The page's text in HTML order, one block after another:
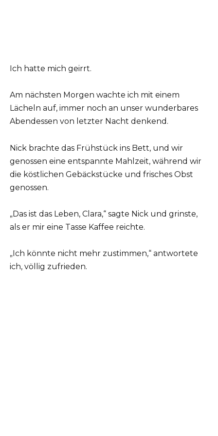
Ich hatte mich geirrt.
Am nächsten Morgen wachte ich mit einem
Lächeln auf, immer noch an unser wunderbares
Abendessen von letzter Nacht denkend.
Nick brachte das Frühstück ins Bett, und wir
genossen eine entspannte Mahlzeit, während wir
die köstlichen Gebäckstücke und frisches Obst
genossen.
„Das ist das Leben, Clara,“ sagte Nick und grinste,
als er mir eine Tasse Kaffee reichte.
„Ich könnte nicht mehr zustimmen,“ antwortete
ich, völlig zufrieden.